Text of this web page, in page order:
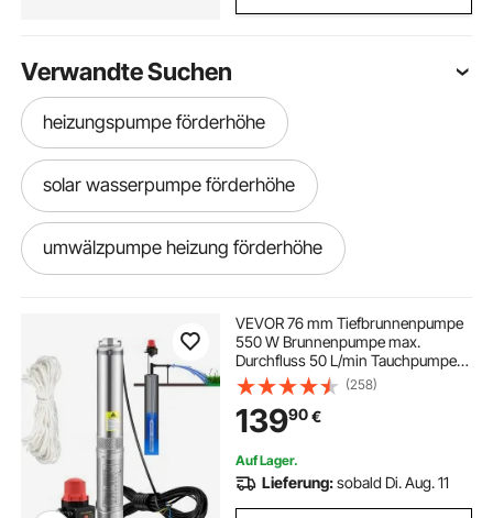
Verwandte Suchen
heizungspumpe förderhöhe
solar wasserpumpe förderhöhe
umwälzpumpe heizung förderhöhe
Hebeanlage 350 W Förderhöhe Abwasserpumpe
förderhöhe poolpumpe
kleine wasserpumpe 230v
VEVOR 76 mm Tiefbrunnenpumpe
550 W Brunnenpumpe max.
Durchfluss 50 L/min Tauchpumpe
max. Förderhöhe 89 m
Tauchwasserpumpe sandbeständig
< 5% max. Drehzahl
(258)
13990€
Auf Lager.
Lieferung:sobald Di. Aug. 11